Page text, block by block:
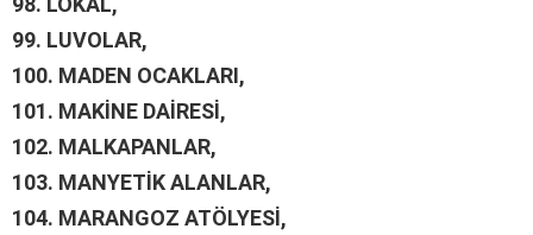
99. LUVOLAR,
100. MADEN OCAKLARI,
101. MAKİNE DAİRESİ,
102. MALKAPANLAR,
103. MANYETİK ALANLAR,
104. MARANGOZ ATÖLYESİ,